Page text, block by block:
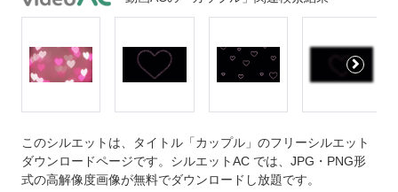
このシルエットは、タイトル「カップル」のフリーシルエット
ダウンロードページです。シルエットAC では、JPG・PNG形
式の高解像度画像が無料でダウンロードし放題です。